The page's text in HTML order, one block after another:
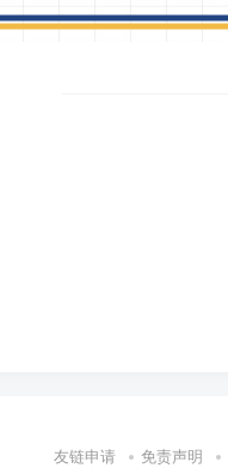
友链申请 免责声明